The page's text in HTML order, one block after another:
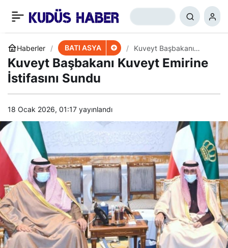
Haberler BATI ASYA
Kuveyt Başbakanı
Kuveyt Emirine İstifasını
Sundu
Kuveyt Başbakanı Kuveyt Emirine
İstifasını Sundu
18 Ocak 2026, 01:17 yayınlandı
Heniyye ve Nehhale
Doha’da Bir araya
Geldiler
+ 0 Paylaş